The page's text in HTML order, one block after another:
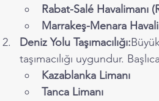
Rabat-Salé Havalimanı
Marrakeş-Menara
Deniz Yolu Taşımacılığı:
taşımacılığı uygundur.
Kazablanka Limanı
Tanca Limanı